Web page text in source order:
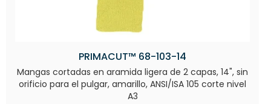
PRIMACUT™ 68-103-14
Mangas cortadas en aramida ligera de 2 capas, 14", sin
orificio para el pulgar, amarillo, ANSI/ISA 105 corte nivel
A3